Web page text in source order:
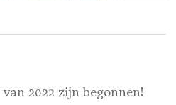
2022 zijn begonnen!